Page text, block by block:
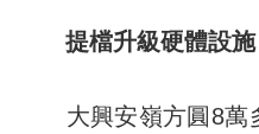
提檔升級硬體設
大興安嶺方圓8萬